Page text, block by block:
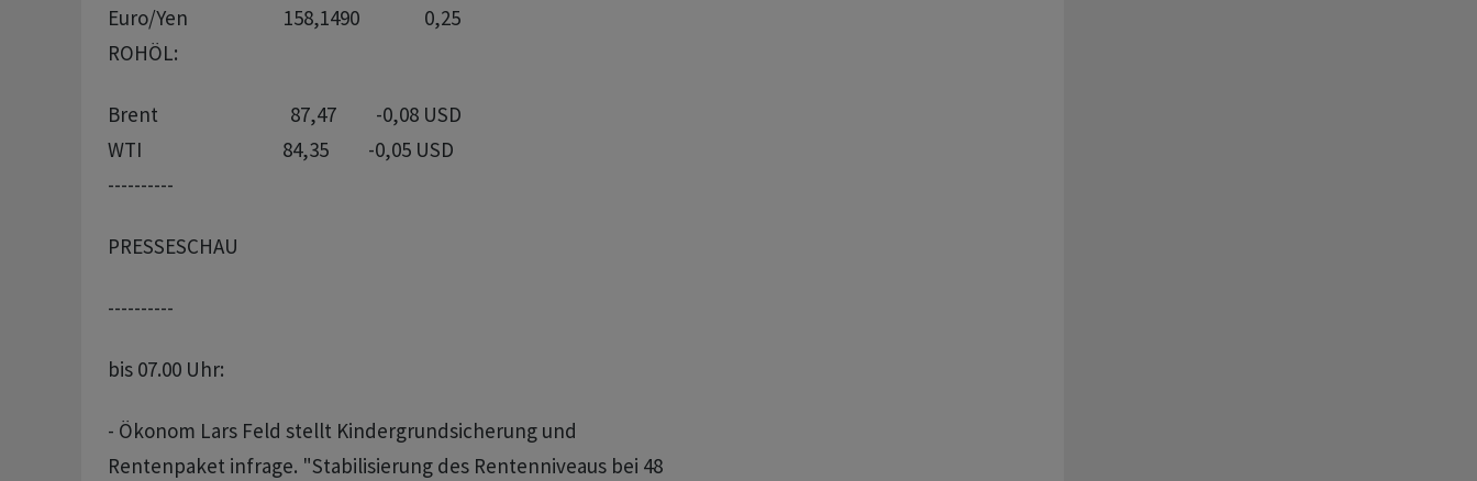
Euro/Yen       		158,1490		0,25
ROHÖL:
Brent                              87,47         -0,08 USD
----------
PRESSESCHAU
----------
bis 07.00 Uhr:
- Ökonom Lars Feld stellt Kindergrundsicherung und
Rentenpaket infrage. "Stabilisierung des Rentenniveaus bei 48